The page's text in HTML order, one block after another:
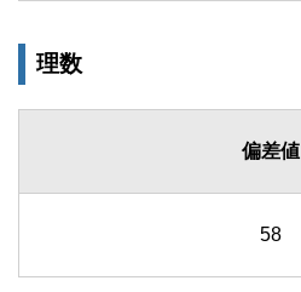
理数
偏差値
58